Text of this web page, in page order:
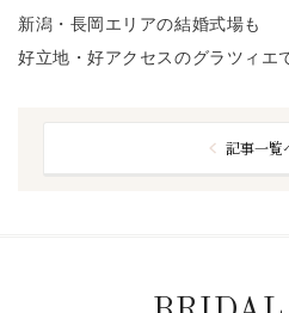
新潟・長岡エリアの結婚式場も
好立地・好アクセスのグラツィエ
記事一覧